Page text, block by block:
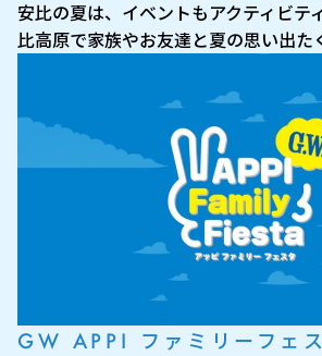
安比の夏は、イベントもアクティビテ
比高原で家族やお友達と夏の思い出た
GW APPI ファミリーフェ